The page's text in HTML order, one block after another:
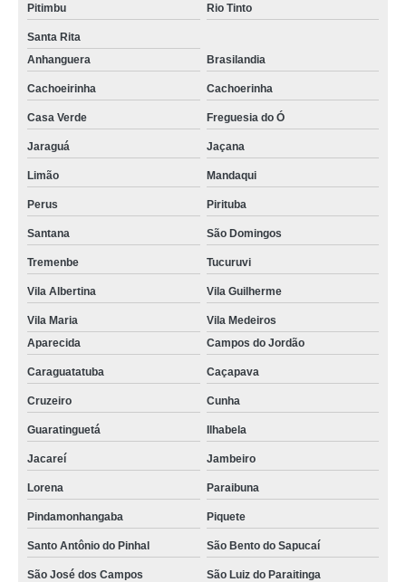
Pitimbu Rio Tinto
Santa Rita
Anhanguera
Brasilandia
Cachoeirinha Cachoerinha
Casa Verde Freguesia do Ó
Jaraguá Jaçana
Limão Mandaqui
Perus Pirituba
Santana São Domingos
Tremenbe Tucuruvi
Vila Albertina Vila Guilherme
Vila Maria
Vila Medeiros
Aparecida
Campos do Jordão
Caraguatatuba Caçapava
Cruzeiro Cunha
Guaratinguetá Ilhabela
Jacareí Jambeiro
Lorena Paraibuna
Pindamonhangaba Piquete
Santo Antônio do Pinhal São Bento do Sapucaí
São José dos Campos São Luiz do Paraitinga